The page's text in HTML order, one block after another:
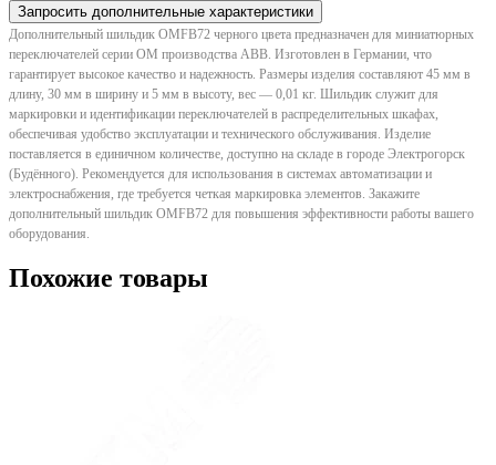
Запросить дополнительные характеристики
Дополнительный шильдик OMFB72 черного цвета предназначен для миниатюрных
переключателей серии OM производства ABB. Изготовлен в Германии, что
гарантирует высокое качество и надежность. Размеры изделия составляют 45 мм в
длину, 30 мм в ширину и 5 мм в высоту, вес — 0,01 кг. Шильдик служит для
маркировки и идентификации переключателей в распределительных шкафах,
обеспечивая удобство эксплуатации и технического обслуживания. Изделие
поставляется в единичном количестве, доступно на складе в городе Электрогорск
(Будённого). Рекомендуется для использования в системах автоматизации и
электроснабжения, где требуется четкая маркировка элементов. Закажите
дополнительный шильдик OMFB72 для повышения эффективности работы вашего
оборудования.
Похожие товары